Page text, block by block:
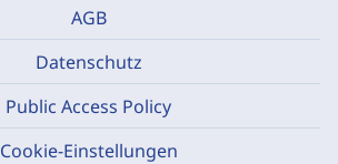
AGB
Datenschutz
Public Access Policy
Cookie-Einstellungen